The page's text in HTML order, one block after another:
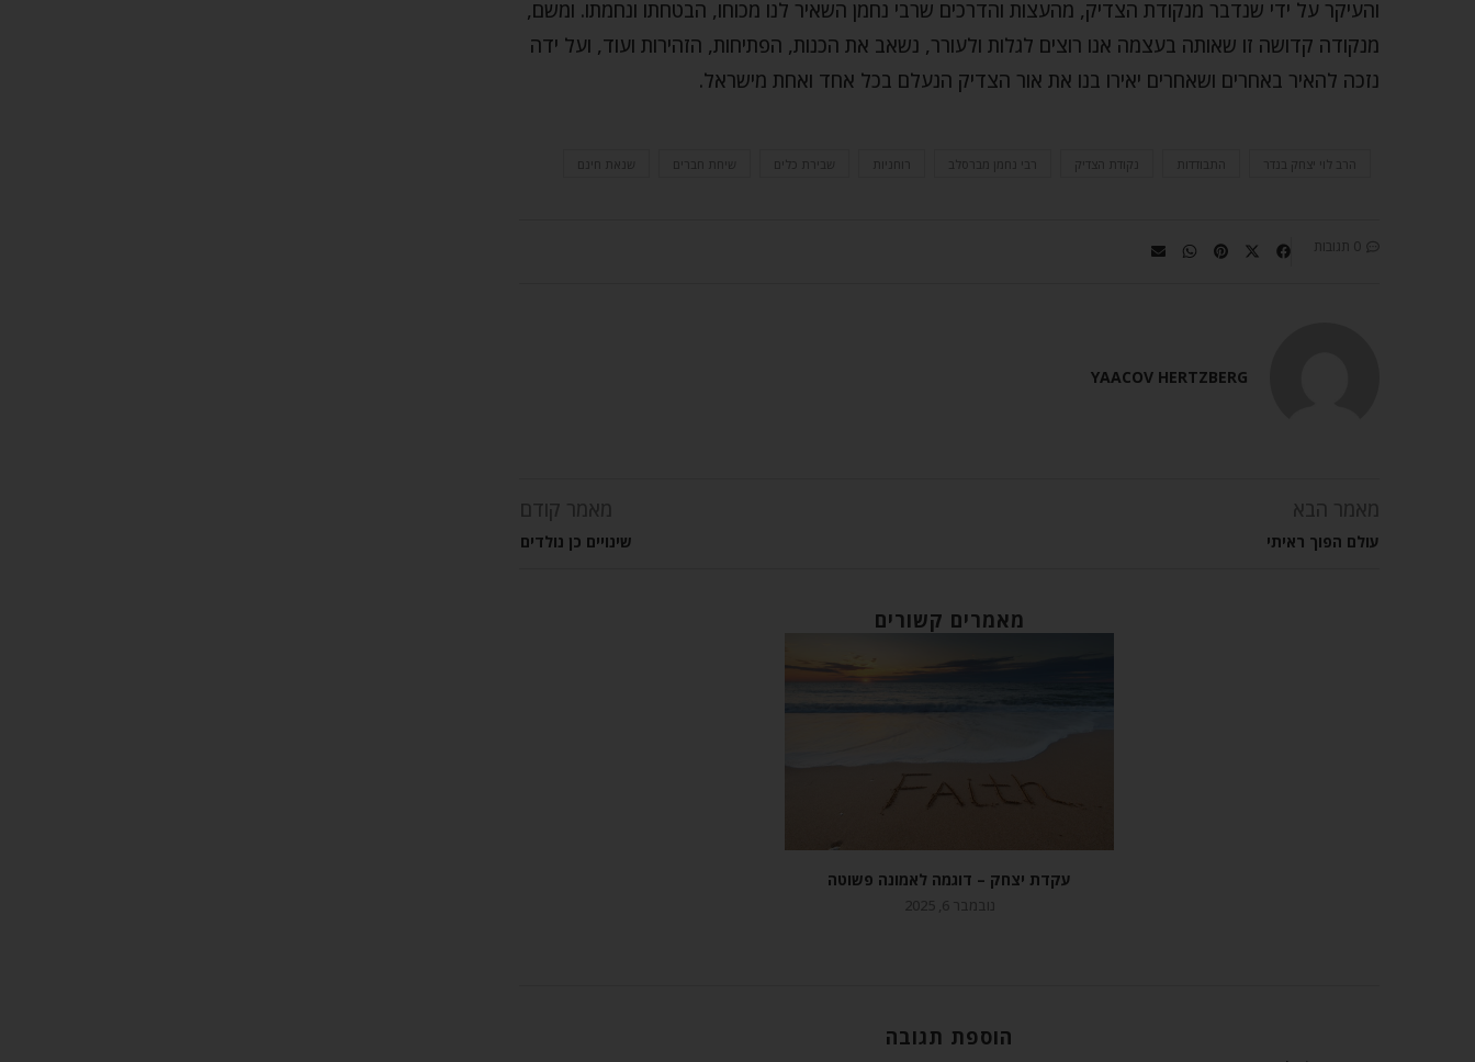
והעיקר על ידי שנדבר מנקודת הצדיק, מהעצות והדרכים שרבי נחמן השאיר לנו מכוחו, הבטחתו ונחמתו. ומשם,
מנקודה קדושה זו שאותה בעצמה אנו רוצים לגלות ולעורר, נשאב את הכנות, הפתיחות, הזהירות ועוד, ועל ידה
נזכה להאיר באחרים ושאחרים יאירו בנו את אור הצדיק הנעלם בכל אחד ואחת מישראל.
הרב לוי יצחק בנדר התבודדות נקודת הצדיק רבי נחמן מברסלב רוחניות שבירת כלים שיחת חברים שנאת חינם
0 תגובות
YAACOV HERTZBERG
מאמר הבא
עולם הפוך ראיתי
מאמר קודם
שינויים כן נולדים
מאמרים קשורים
עקדת יצחק – דוגמה לאמונה פשוטה
נובמבר 6, 2025
הוספת תגובה